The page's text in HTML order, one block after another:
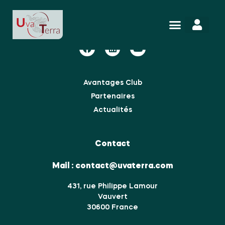
Avantages Club
Partenaires
Actualités
Contact
Mail : contact@uvaterra.com
431, rue Philippe Lamour
Vauvert
30600 France